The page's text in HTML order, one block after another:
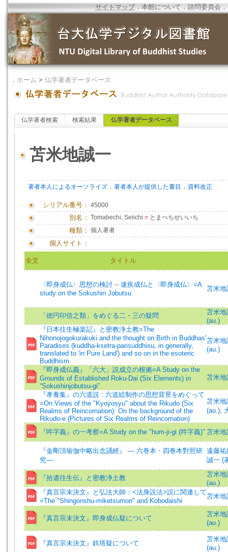
サイトマップ．本館について ．諮問委員会 ．
． ホーム > 仏学著者データベース
仏学著者検索 検索結果 仏学著者データベース
苫米地誠一
著者本人によるオーソライズ ． 著者本人が提供した書目 ． 資料改正
シリアル番号： 45000
別名： Tomabechi, Seiichi = とまべちせいいち
種類： 個人著者
個人サイト：
全文 タイトル
〈即身成仏〉思想の検討 -- 速疾成仏と〈即身成仏〉=A
study on the Sokushin Jobutsu
苫米
「徳円印信之類」をめぐる二・三の疑問
苫米
(au.)
『日本往生極楽記』と密教浄土教=The
Nihonojogokurakuki and the thought on Birth in Buddhas'
Paradises (kuddha-ksetra-parisuddhisu, in generally,
translated to 'in Pure Land') and so on in the esoteric
Buddhism
苫米
(au.)
『即身成仏義』「六大」説成立の根拠=A Study on the
Grounds of Established Roku-Dai (Six Elements) in
“Sokushinjobutsu-gi”
苫米地
『孝養集』の六道説 : 六道絵制作の思想背景をめぐって
=On Views of the "Kyoyosyu" about the Rikudo (Six
Realms of Reincornation): On the background of the
Rikudo-e (Pictures of Six Realms of Reincornation)
苫米
(au.);
『吽字義』の一考察=A Study on the "hum-ji-gi (吽字義)" 苫米地
『金剛頂瑜伽中略出念誦經』 ― 六巻本・四巻本對照研
究―
遠藤祐
誠一 (
『拾遺往生伝』と密教浄土教
苫米
(au.)
『真言宗未決文』と弘法大師：<法身説法>説に関連して
=The "Shingonshu-miketsumon" and Kobodaishi
苫米地
『真言宗未決文』即身成仏疑について
苫米
(au.)
『真言宗未決文』鉄塔疑について
苫米
(au.)